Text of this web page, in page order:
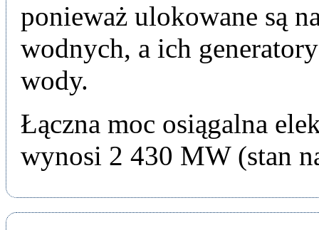
ponieważ ulokowane są
wodnych, a ich
wody.
Łączna moc osiągalna
wynosi 2 430 MW (stan